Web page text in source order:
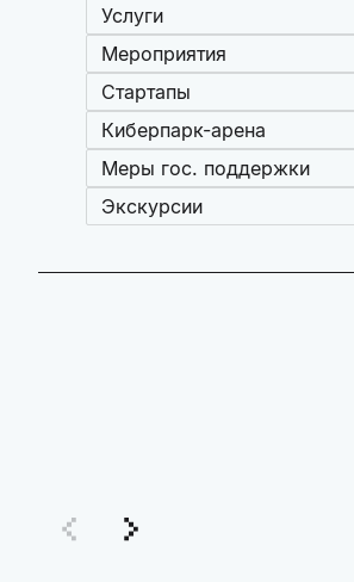
Услуги
Мероприятия
Стартапы
Киберпарк-арена
Меры гос. поддержки
Экскурсии